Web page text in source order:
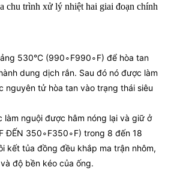
chu trình xử lý nhiệt hai giai đoạn chính
530°C (990∘F990∘F) để hòa tan
dung dịch rắn. Sau đó nó được làm
nguyên tử hòa tan vào trạng thái siêu
làm nguội được hâm nóng lại và giữ ở
FĐẾN 350∘F350∘F) trong 8 đến 18
kết tủa đồng đều khắp ma trận nhôm,
độ bền kéo của ống.